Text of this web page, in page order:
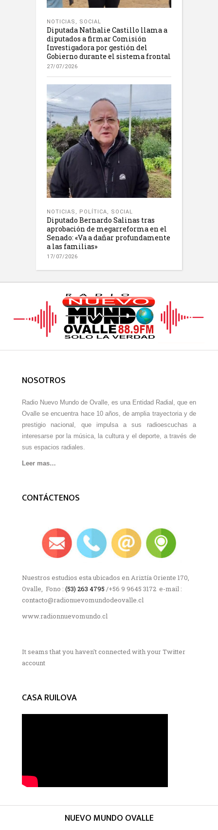
NOTICIAS , SOCIAL
Diputada Nathalie Castillo llama a
diputados a firmar Comisión
Investigadora por gestión del
Gobierno durante el sistema frontal
27/07/2026
NOTICIAS POLÍTICA SOCIAL
Diputado Bernardo Salinas tras
aprobación de megarreforma en el
Senado: «Va a dañar profundamente
a las familias»
17/07/2026
NOSOTROS
Radio Nuevo Mundo de Ovalle, es una Entidad Radial, que en
Ovalle se encuentra hace 10 años, de amplia trayectoria y de
prestigio nacional, que impulsa a sus radioescuchas a
interesarse por la música, la cultura y el deporte, a través de
sus espacios radiales.
Leer mas…
CONTÁCTENOS
Nuestros estudios esta ubicados en Ariztía Oriente 170,
Ovalle, Fono : (53) 263 4795 /+56 9 9645 3172 e-mail :
contacto@radionuevomundodeovalle.cl
www.radionnuevomundo.cl
It seams that you haven't connected with your Twitter
account
CASA RUILOVA
NUEVO MUNDO OVALLE